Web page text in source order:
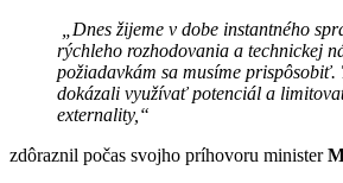
„Dnes žijeme v dobe instantného
rýchleho rozhodovania a technickej
požiadavkám sa musíme prispôsobiť.
dokázali využívať potenciál a
externality,“
zdôraznil počas svojho príhovoru minister